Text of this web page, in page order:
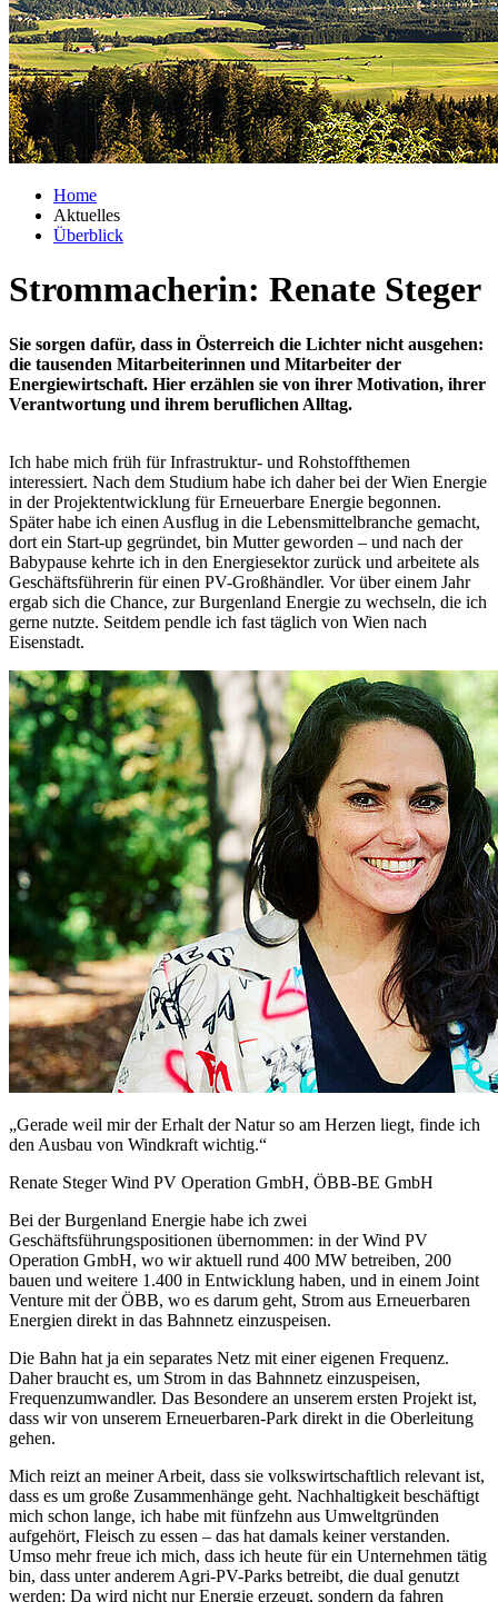
Home
Aktuelles
Überblick
Strommacherin: Renate Steger
Sie sorgen dafür, dass in Österreich die Lichter nicht ausgehen:
die tausenden Mitarbeiterinnen und Mitarbeiter der
Energiewirtschaft. Hier erzählen sie von ihrer Motivation, ihrer
Verantwortung und ihrem beruflichen Alltag.
Ich habe mich früh für Infrastruktur- und Rohstoffthemen
interessiert. Nach dem Studium habe ich daher bei der Wien Energie
in der Projektentwicklung für Erneuerbare Energie begonnen.
Später habe ich einen Ausflug in die Lebensmittelbranche gemacht,
dort ein Start-up gegründet, bin Mutter geworden – und nach der
Babypause kehrte ich in den Energiesektor zurück und arbeitete als
Geschäftsführerin für einen PV-Großhändler. Vor über einem Jahr
ergab sich die Chance, zur Burgenland Energie zu wechseln, die ich
gerne nutzte. Seitdem pendle ich fast täglich von Wien nach
Eisenstadt.
„Gerade weil mir der Erhalt der Natur so am Herzen liegt, finde ich
den Ausbau von Windkraft wichtig.“
Renate StegerWind PV Operation GmbH, ÖBB-BE GmbH
Bei der Burgenland Energie habe ich zwei
Geschäftsführungspositionen übernommen: in der Wind PV
Operation GmbH, wo wir aktuell rund 400 MW betreiben, 200
bauen und weitere 1.400 in Entwicklung haben, und in einem Joint
Venture mit der ÖBB, wo es darum geht, Strom aus Erneuerbaren
Energien direkt in das Bahnnetz einzuspeisen.
Die Bahn hat ja ein separates Netz mit einer eigenen Frequenz.
Daher braucht es, um Strom in das Bahnnetz einzuspeisen,
Frequenzumwandler. Das Besondere an unserem ersten Projekt ist,
dass wir von unserem Erneuerbaren-Park direkt in die Oberleitung
gehen.
Mich reizt an meiner Arbeit, dass sie volkswirtschaftlich relevant ist,
dass es um große Zusammenhänge geht. Nachhaltigkeit beschäftigt
mich schon lange, ich habe mit fünfzehn aus Umweltgründen
aufgehört, Fleisch zu essen – das hat damals keiner verstanden.
Umso mehr freue ich mich, dass ich heute für ein Unternehmen tätig
bin, dass unter anderem Agri-PV-Parks betreibt, die dual genutzt
werden: Da wird nicht nur Energie erzeugt, sondern da fahren